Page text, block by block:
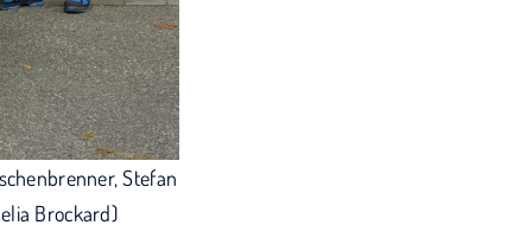
Stefan
Brockard)